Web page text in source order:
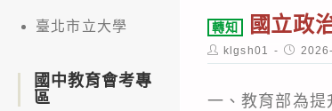
轉知 國立政
Post
author:
klgsh01
Post
一、教育部為
臺北市立大學
國中教育會考專
區